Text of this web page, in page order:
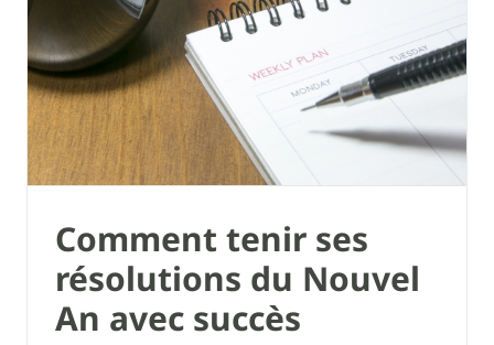
Comment tenir ses
résolutions du Nouvel
An avec succès